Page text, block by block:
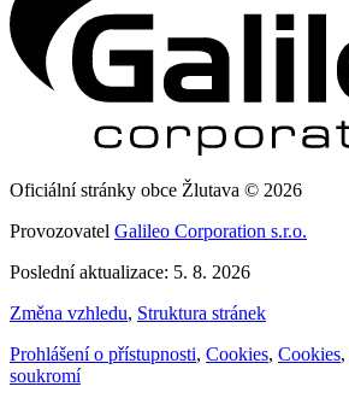
Oficiální stránky obce Žlutava © 2026
Provozovatel Galileo Corporation s.r.o.
Poslední aktualizace: 5. 8. 2026
Změna vzhledu, Struktura stránek
Prohlášení o přístupnosti, Cookies, Cookies,
soukromí